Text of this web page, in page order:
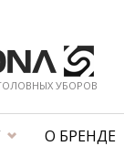
УБОРОВ
О БРЕНДЕ